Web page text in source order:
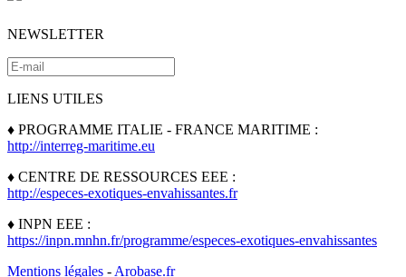
NEWSLETTER
LIENS UTILES
♦ PROGRAMME ITALIE - FRANCE MARITIME :
http://interreg-maritime.eu
♦ CENTRE DE RESSOURCES EEE :
http://especes-exotiques-envahissantes.fr
♦ INPN EEE :
https://inpn.mnhn.fr/programme/especes-exotiques-envahissantes
Mentions légales - Arobase.fr